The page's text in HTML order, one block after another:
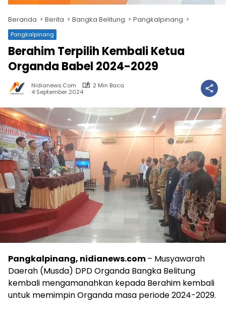
Beranda Berita Bangka Belitung Pangkalpinang
Pangkalpinang
Berahim Terpilih Kembali Ketua
Organda Babel 2024-2029
Nidianews.com
2 Min Baca
4 September 2024
Pangkalpinang, nidianews.com– Musyawarah
Daerah (Musda) DPD Organda Bangka Belitung
kembali mengamanahkan kepada Berahim kembali
untuk memimpin Organda masa periode 2024-2029.